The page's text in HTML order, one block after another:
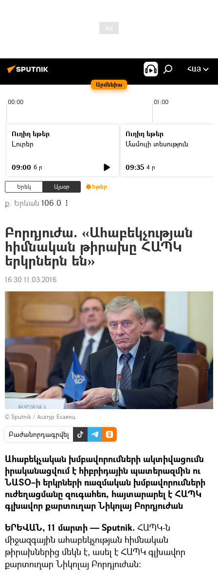
Արմենիա
ՀԱՅ
00:00 01:00
Ուղիղ եթեր
Լուրեր
09:00 6 ր
Ուղիղ եթեր
Մամուլի տեսություն
09:35 4 ր
Երեկ Այսօր Եթեր
ք. Երևան 106.0
Բորդյուժա. «Ահաբեկչության
հիմնական թիրախը ՀԱՊԿ
երկրներն են»
16:30 11.03.2016
© Sputnik / Асатур Есаянц
Բաժանորդագրվել
Ահաբեկչական խմբավորումների ակտիվացումն
իրականացվում է հիբրիդային պատերազմին ու
ՆԱՏՕ–ի երկրների ռազմական խմբավորումների
ուժեղացմանը զուգահեռ, հայտարարել է ՀԱՊԿ
գլխավոր քարտուղար Նիկոլայ Բորդյուժան
ԵՐԵՎԱՆ, 11 մարտի — Sputnik. ՀԱՊԿ-ն
միջազգային ահաբեկչության հիմնական
թիրախներից մեկն է, ասել է ՀԱՊԿ գլխավոր
քարտուղար Նիկոլայ Բորդյուժան։